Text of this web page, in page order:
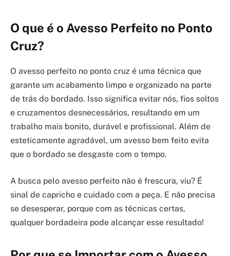
O que é o Avesso Perfeito no Ponto
Cruz?
O avesso perfeito no ponto cruz é uma técnica que
garante um acabamento limpo e organizado na parte
de trás do bordado. Isso significa evitar nós, fios soltos
e cruzamentos desnecessários, resultando em um
trabalho mais bonito, durável e profissional. Além de
esteticamente agradável, um avesso bem feito evita
que o bordado se desgaste com o tempo.
A busca pelo avesso perfeito não é frescura, viu? É
sinal de capricho e cuidado com a peça. E não precisa
se desesperar, porque com as técnicas certas,
qualquer bordadeira pode alcançar esse resultado!